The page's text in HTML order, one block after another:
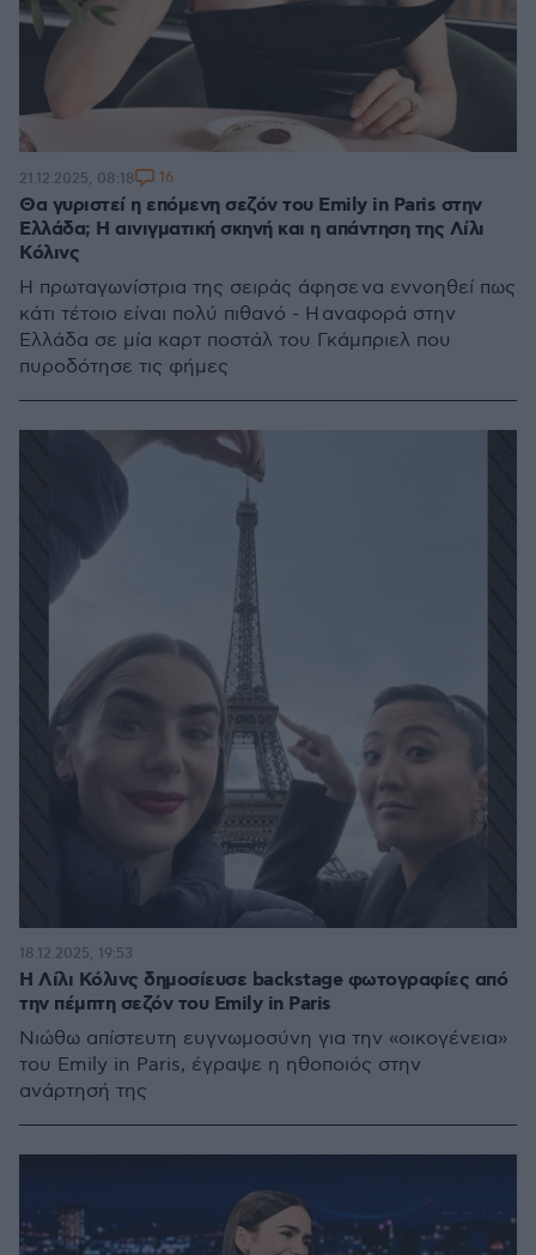
Θα γυριστεί η επόμενη σεζόν του Emily in Paris στην
Ελλάδα; Η αινιγματική σκηνή και η απάντηση της Λίλι
Κόλινς
Η πρωταγωνίστρια της σειράς άφησε να εννοηθεί πως
κάτι τέτοιο είναι πολύ πιθανό - Η αναφορά στην
Ελλάδα σε μία καρτ ποστάλ του Γκάμπριελ που
πυροδότησε τις φήμες
21.12.2025, 08:18 16
Η Λίλι Κόλινς δημοσίευσε backstage φωτογραφίες από
την πέμπτη σεζόν του Emily in Paris
Νιώθω απίστευτη ευγνωμοσύνη για την «οικογένεια»
του Emily in Paris, έγραψε η ηθοποιός στην
ανάρτησή της
18.12.2025, 19:53